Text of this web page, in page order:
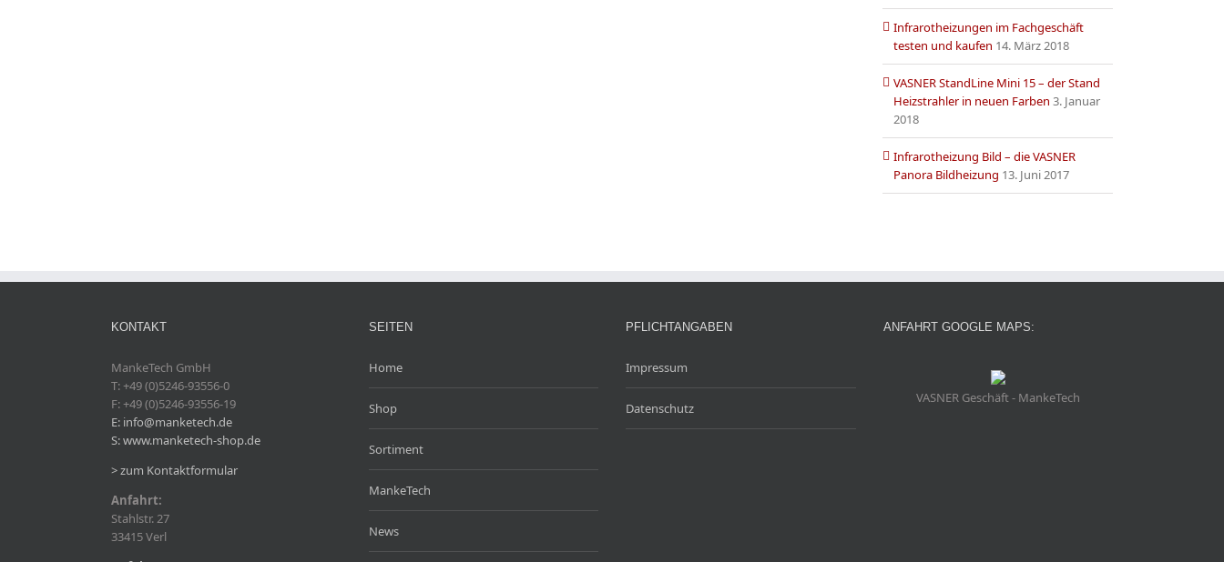
Infrarotheizungen im Fachgeschäft
testen und kaufen 14. März 2018
VASNER StandLine Mini 15 – der Stand
Heizstrahler in neuen Farben 3. Januar
2018
Infrarotheizung Bild – die VASNER
Panora Bildheizung 13. Juni 2017
KONTAKT
MankeTech GmbH
T: +49 (0)5246-93556-0
F: +49 (0)5246-93556-19
E: info@manketech.de
S: www.manketech-shop.de
> zum Kontaktformular
Anfahrt:
Stahlstr. 27
33415 Verl
SEITEN
Home
Shop
Sortiment
MankeTech
News
PFLICHTANGABEN
Impressum
Datenschutz
ANFAHRT GOOGLE MAPS:
VASNER Geschäft - MankeTech